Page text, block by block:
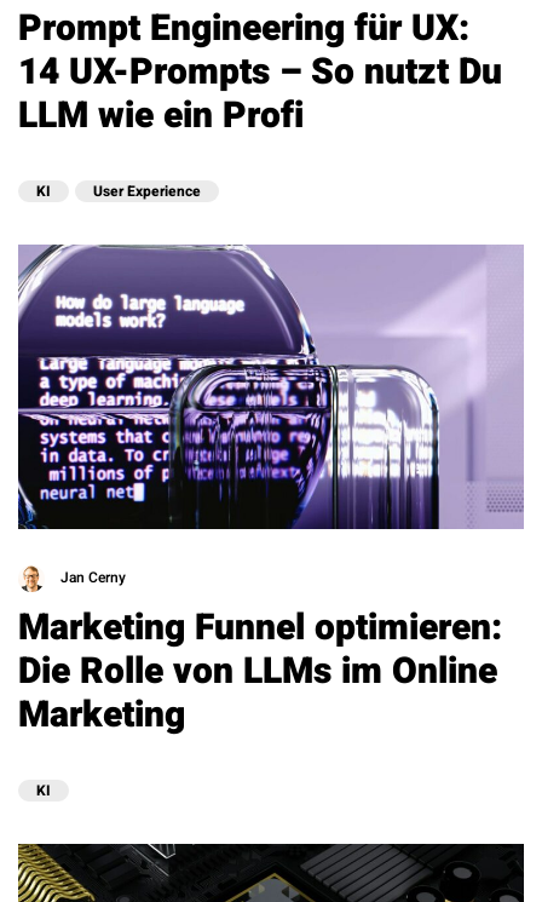
Prompt Engineering für UX:
14 UX-Prompts – So nutzt Du
LLM wie ein Profi
KI User Experience
Jan Cerny
Marketing Funnel optimieren:
Die Rolle von LLMs im Online
Marketing
KI